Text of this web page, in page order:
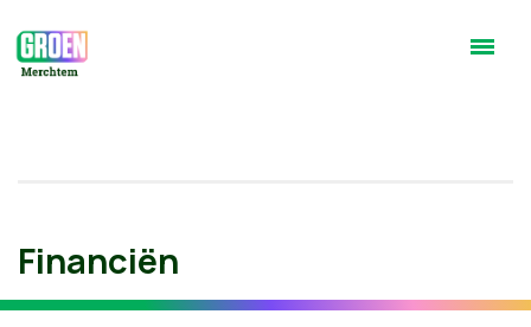
Financiën